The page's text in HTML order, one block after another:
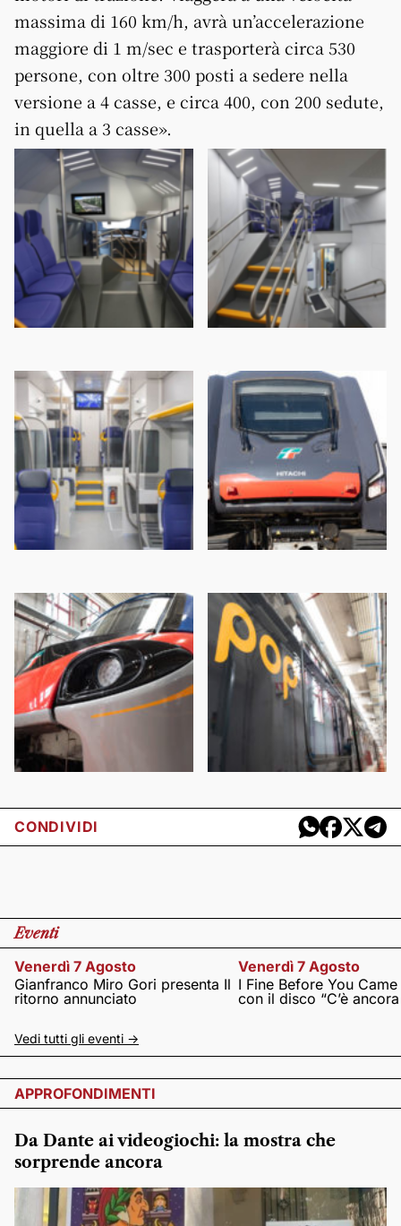
massima di 160 km/h, avrà un’accelerazione
maggiore di 1 m/sec e trasporterà circa 530
persone, con oltre 300 posti a sedere nella
versione a 4 casse, e circa 400, con 200 sedute,
in quella a 3 casse».
CONDIVIDI
Eventi
Venerdì 7 Agosto
Gianfranco Miro Gori presenta Il
ritorno annunciato
Venerdì 7 Agosto
I Fine Before You
con il disco “C’è
Vedi tutti gli eventi ->
APPROFONDIMENTI
Da Dante ai videogiochi: la mostra che
sorprende ancora